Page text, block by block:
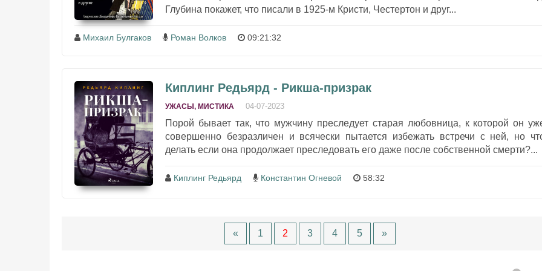
Глубина покажет, что писали в 1925-м Кристи, Честертон и друг...
Михаил Булгаков Роман Волков 09:21:32
Киплинг Редьярд - Рикша-призрак
УЖАСЫ, МИСТИКА 04-07-2023
Порой бывает так, что мужчину преследует старая любовница, к которой он
совершенно безразличен и всячески пытается избежать встречи с ней, но
делать если она продолжает преследовать его даже после собственной смерти?...
Киплинг Редьярд Константин Огневой 58:32
« 1 2 3 4 5 »